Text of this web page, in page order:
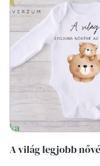
A világ legjobb